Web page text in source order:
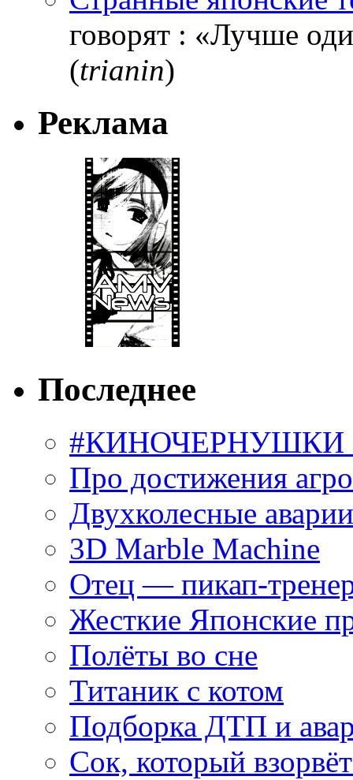
говорят : «Лучше
(trianin)
Реклама
Последнее
#КИНОЧЕРНУШКИ
Про достижения
Двухколесные
3D Marble Machine
Отец — пикап-
Жесткие Японские
Полёты во сне
Титаник с котом
Подборка ДТП и
Сок, который